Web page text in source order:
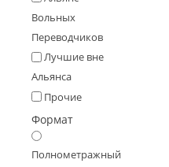
Вольных
Переводчиков
Лучшие вне
Альянса
Прочие
Формат
Полнометражный